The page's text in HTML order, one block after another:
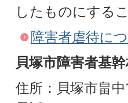
したものにする
障害者虐待に
貝塚市障害者基
住所：貝塚市畠